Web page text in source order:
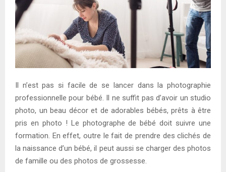
N
U
Il n’est pas si facile de se lancer dans la photographie
professionnelle pour bébé. Il ne suffit pas d’avoir un studio
photo, un beau décor et de adorables bébés, prêts à être
pris en photo ! Le photographe de bébé doit suivre une
formation. En effet, outre le fait de prendre des clichés de
la naissance d’un bébé, il peut aussi se charger des photos
de famille ou des photos de grossesse.